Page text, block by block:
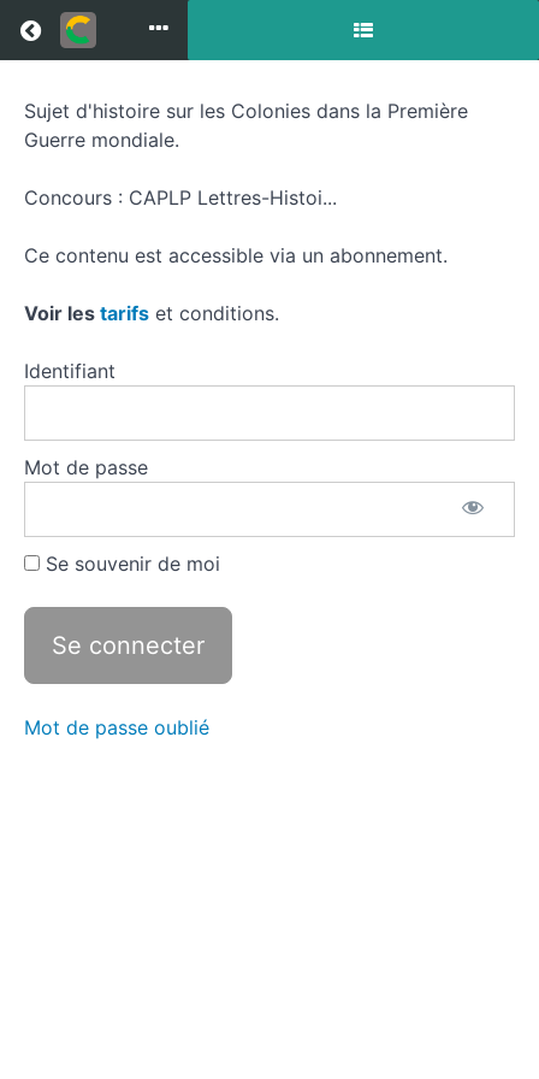
Return to all courses
Colonies
la
Première
Guerre
mondiale
Overview
Resources
Sujet d'histoire sur les Colonies dans la Première
Guerre mondiale.
Concours : CAPLP Lettres-Histoi...
Ce contenu est accessible via un abonnement.
Voir les tarifs et conditions.
Identifiant
Mot de passe
Se souvenir de moi
Mot de passe oublié